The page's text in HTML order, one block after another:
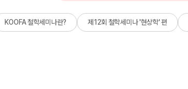
KOOFA 철학세미나란? 제12회 철학세미나 '현상학' 편